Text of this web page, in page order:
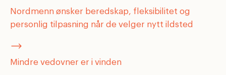
Nordmenn ønsker beredskap, fleksibilitet og
personlig tilpasning når de velger nytt ildsted
Mindre vedovner er i vinden